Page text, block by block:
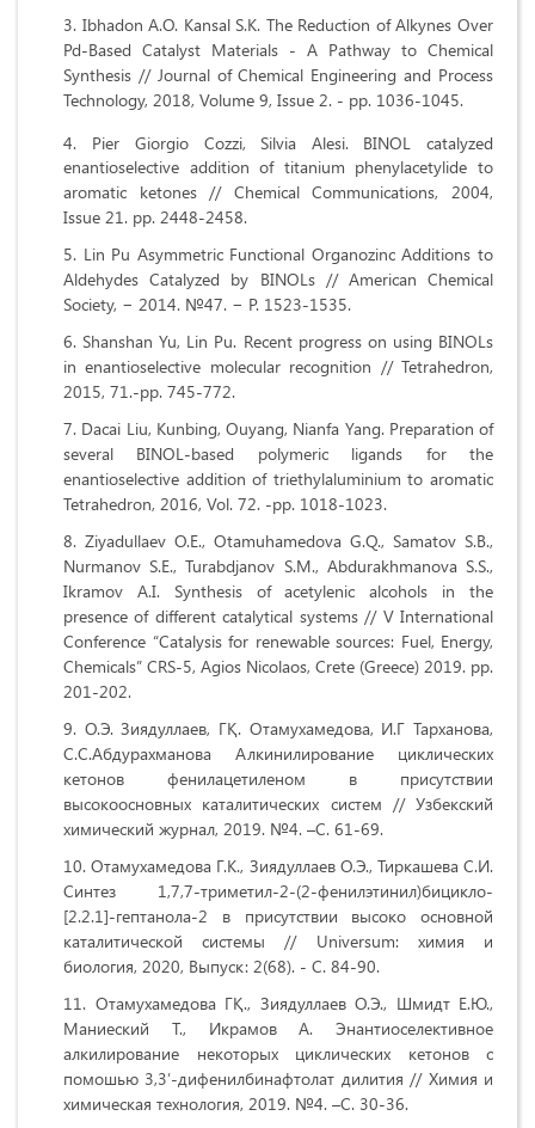
Ibhadon А.О. Kansal S.К. The Reduction of Alkynes Over
Pd-Based Catalyst Materials - A Pathway to Chemical
Synthesis // Journal of Chemical Engineering and Process
Technology, 2018, Volume 9, Issue 2. - pp. 1036-1045.
Pier Giorgio Cozzi, Silvia Alesi.
BINOL catalyzed
enantioselective addition of titanium phenylacetylide to
aromatic ketones // Chemical Communications, 2004,
Issue 21. pp. 2448-2458.
Lin Pu Asymmetric Functional Organozinc Additions to
Aldehydes Catalyzed by BINOLs // American Chemical
Society, − 2014. №47. − Р. 1523-1535.
Shanshan Yu, Lin Pu. Recent progress on using BINOLs
in enantioselective molecular recognition // Tetrahedron,
2015, 71.-рр. 745-772.
Dacai Liu, Kunbing, Ouyang, Nianfa Yang. Preparation of
several BINOL-based polymeric ligands for the
enantioselective addition of triethylaluminium to aromatic
Tetrahedron, 2016, Vol. 72. -pp. 1018-1023.
Ziyadullaev O.E., Otamuhamedova G.Q., Samatov S.B.,
Nurmanov S.E., Turabdjanov S.M., Abdurakhmanova S.S.,
Ikramov A.I. Synthesis of acetylenic alcohols in the
presence of different catalytical systems // V International
Conference “Catalysis for renewable sources: Fuel, Energy,
Chemicals” CRS-5, Agios Nicolaos, Crete (Greece) 2019. pp.
201-202.
О.Э. Зиядуллаев, ГҚ. Отамухамедова, И.Г Тарханова,
С.С.Абдурахманова Алкинилирование циклических
кетонов фенилацетиленом в присутствии
высокоосновных каталитических систем // Узбекский
химический журнал, 2019. №4. –С. 61-69.
Отамухамедова Г.K., Зиядуллаев О.Э., Тиркашева С.И.
Синтез 1,7,7-триметил-2-(2-фенилэтинил)бицикло-
[2.2.1]-гептанола-2 в присутствии высоко основной
каталитической системы // Universum: химия и
биология, 2020, Выпуск: 2(68). - C. 84-90.
Отамухамедова ГҚ., Зиядуллаев О.Э., Шмидт Е.Ю.,
Маниеский Т., Икрамов А. Энантиоселективное
алкилирование некоторых циклических кетонов с
помошью 3,3′-дифенилбинафтолат дилития // Химия и
химическая технология, 2019. №4. –С. 30-36.